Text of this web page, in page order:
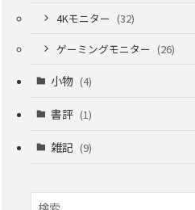
4Kモニター (32)
ゲーミングモニター (26)
小物 (4)
書評 (1)
雑記 (9)